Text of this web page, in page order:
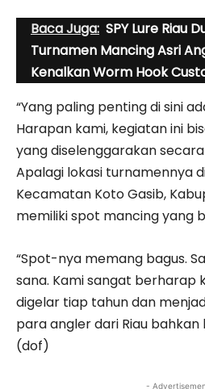
Baca Juga: SPY Lure Riau
Turnamen Mancing Asri
Kenalkan Worm Hook
“Yang paling penting di sini
Harapan kami, kegiatan ini
yang diselenggarakan
Apalagi lokasi turnamennya
Kecamatan Koto Gasib,
memiliki spot mancing yang
“Spot-nya memang bagus.
sana. Kami sangat berharap
digelar tiap tahun dan
para angler dari Riau bahkan
(dof)
-